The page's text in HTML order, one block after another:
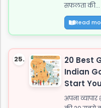
सफलता की...
Read
25.
20 Best
Indian
Start
अपना